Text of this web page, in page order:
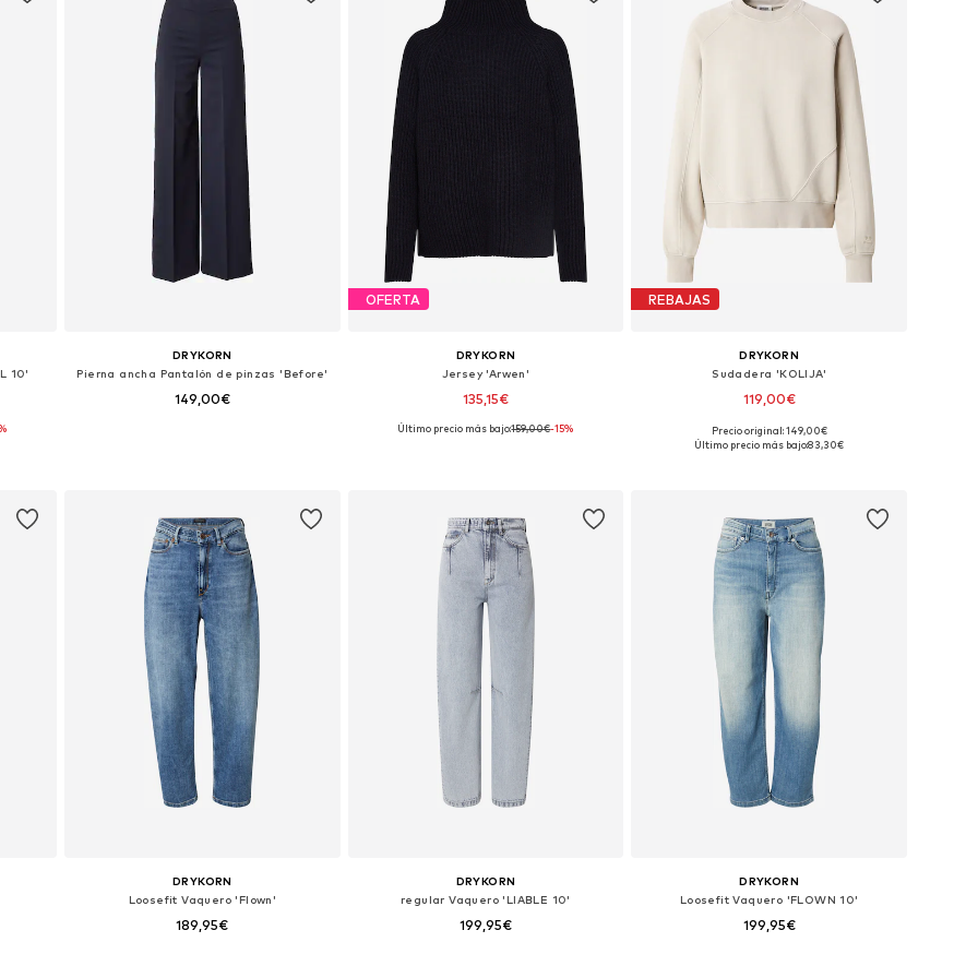
10'
DRYKORN
Pierna ancha Pantalón de pinzas 'Before'
149,00€
OFERTA
DRYKORN
Jersey 'Arwen'
135,15€
Tallas disponibles: XS, S, M
Último precio más bajo:159,00€-15%
REBAJAS
DRYKORN
Sudadera 'KOLIJA'
119,00€
Tallas disponibles: S, M, L
Precio original: 149,00€
Último precio más bajo:83,30€
DRYKORN
Loosefit Vaquero 'Flown'
189,95€
DRYKORN
regular Vaquero 'LIABLE 10'
199,95€
DRYKORN
Loosefit Vaquero 'FLOWN 10'
199,95€